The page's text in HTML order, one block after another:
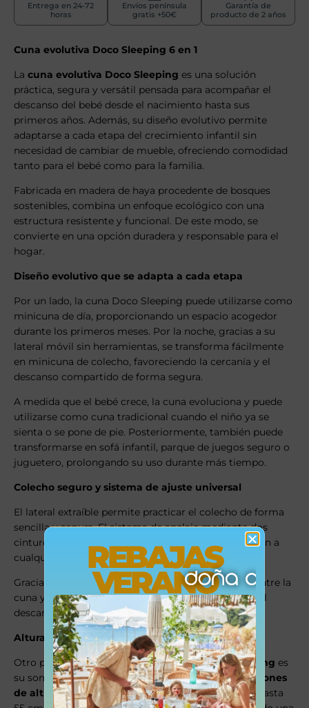
Entrega en 24-72
horas
Envíos península
gratis +50€
Garantía de
producto de 2 años
Cuna evolutiva Doco Sleeping 6 en 1
La cuna evolutiva Doco Sleeping es una solución
práctica, segura y versátil pensada para acompañar el
descanso del bebé desde el nacimiento hasta sus
primeros años. Además, su diseño evolutivo permite
adaptarse a cada etapa del crecimiento infantil sin
necesidad de cambiar de mueble, ofreciendo comodidad
tanto para el bebé como para la familia.
Fabricada en madera de haya procedente de bosques
sostenibles, combina un enfoque ecológico con una
estructura resistente y funcional. De este modo, se
convierte en una opción duradera y responsable para el
hogar.
Diseño evolutivo que se adapta a cada etapa
Por un lado, la cuna Doco Sleeping puede utilizarse como
minicuna de día, proporcionando un espacio acogedor
durante los primeros meses. Por la noche, gracias a su
lateral móvil sin herramientas, se transforma fácilmente
en minicuna de colecho, favoreciendo la cercanía y el
descanso compartido de forma segura.
A medida que el bebé crece, la cuna evoluciona y puede
utilizarse como cuna tradicional cuando el niño ya se
sienta o se pone de pie. Posteriormente, también puede
transformarse en sofá infantil, parque de juegos seguro o
juguetero, prolongando su uso durante más tiempo.
Colecho seguro y sistema de ajuste universal
El lateral extraíble permite practicar el colecho de forma
sencilla y segura. El sistema de anclaje mediante dos
cinturones ajustables garantiza una correcta sujeción a
cualquier tipo de cama de adulto.
Gracias a este sistema, se logra una unión estable entre la
cuna y la cama, lo que aporta tranquilidad durante el
descanso nocturno.
Alturas regulables, movilidad y estabilidad
Otro punto clave de la cuna evolutiva Doco Sleeping es
su somier de madera extensible, que ofrece6 posiciones
de altura. Es posible ajustar la altura desde 20 cm hasta
REBAJAS
VERANO